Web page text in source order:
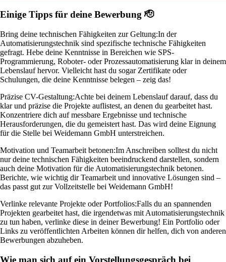
Einige Tipps für deine Bewerbung 🫡
Bring deine technischen Fähigkeiten zur Geltung:In der
Automatisierungstechnik sind spezifische technische Fähigkeiten
gefragt. Hebe deine Kenntnisse in Bereichen wie SPS-
Programmierung, Roboter- oder Prozessautomatisierung klar in deinem
Lebenslauf hervor. Vielleicht hast du sogar Zertifikate oder
Schulungen, die deine Kenntnisse belegen – zeig das!
Präzise CV-Gestaltung:Achte bei deinem Lebenslauf darauf, dass du
klar und präzise die Projekte auflistest, an denen du gearbeitet hast.
Konzentriere dich auf messbare Ergebnisse und technische
Herausforderungen, die du gemeistert hast. Das wird deine Eignung
für die Stelle bei Weidemann GmbH unterstreichen.
Motivation und Teamarbeit betonen:Im Anschreiben solltest du nicht
nur deine technischen Fähigkeiten beeindruckend darstellen, sondern
auch deine Motivation für die Automatisierungstechnik betonen.
Berichte, wie wichtig dir Teamarbeit und innovative Lösungen sind –
das passt gut zur Vollzeitstelle bei Weidemann GmbH!
Verlinke relevante Projekte oder Portfolios:Falls du an spannenden
Projekten gearbeitet hast, die irgendetwas mit Automatisierungstechnik
zu tun haben, verlinke diese in deiner Bewerbung! Ein Portfolio oder
Links zu veröffentlichten Arbeiten können dir helfen, dich von anderen
Bewerbungen abzuheben.
Wie man sich auf ein Vorstellungsgespräch bei